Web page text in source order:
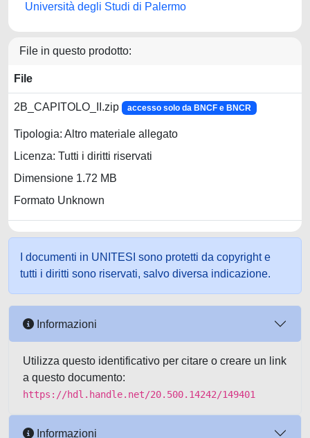
Università degli Studi di Palermo
File in questo prodotto:
File
2B_CAPITOLO_II.zip accesso solo da BNCF e BNCR
Tipologia: Altro materiale allegato
Licenza: Tutti i diritti riservati
Dimensione 1.72 MB
Formato Unknown
I documenti in UNITESI sono protetti da copyright e
tutti i diritti sono riservati, salvo diversa indicazione.
Informazioni
Utilizza questo identificativo per citare o creare un link
a questo documento:
https://hdl.handle.net/20.500.14242/149401
Informazioni